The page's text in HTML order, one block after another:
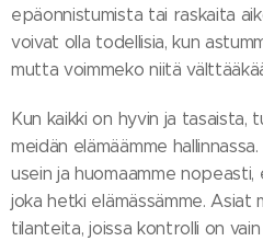
epäonnistumista tai raskaita
voivat olla todellisia, kun
mutta voimmeko niitä
Kun kaikki on hyvin ja tasaista,
meidän elämäämme
usein ja huomaamme
joka hetki elämässämme.
tilanteita, joissa kontrolli on